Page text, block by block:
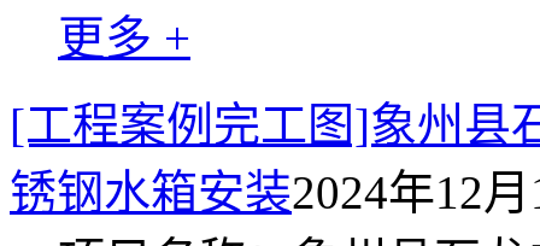
更多 +
[工程案例完工图]象州县
锈钢水箱安装2024年12